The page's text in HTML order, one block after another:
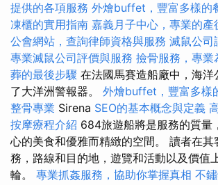
提供的各項服務 外燴buffet，豐富多樣的
凍櫃的實用指南 嘉義月子中心，專業的產
公會網站，查詢律師資格與服務 滅鼠公司
專業滅鼠公司評價與服務 撿骨服務，專業
葬的最後步驟 在法國馬賽造船廠中，海洋
了大洋洲警報器。 外燴buffet，豐富多樣
整骨專業 Sirena SEO的基本概念與定義
按摩療程介紹 684旅遊船將是服務的質量
心的美食和優雅而精緻的空間。 讀者在其
務，路線和目的地，遊覽和活動以及價值
輪。 專業抓姦服務，協助你掌握真相 不